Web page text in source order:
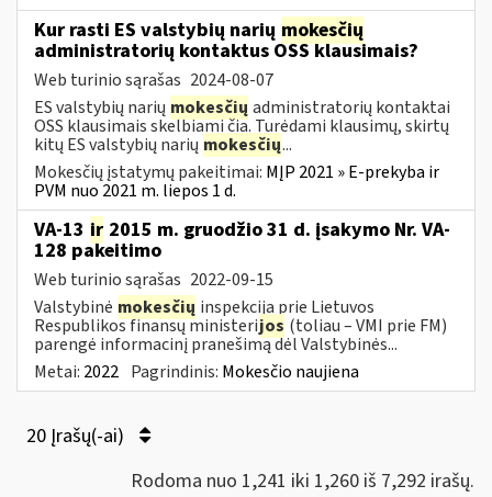
Kur rasti ES valstybių narių mokesčių
administratorių kontaktus OSS klausimais?
Web turinio sąrašas 2024-08-07
ES valstybių narių mokesčių administratorių kontaktai
OSS klausimais skelbiami čia. Turėdami klausimų, skirtų
kitų ES valstybių narių mokesčių...
Mokesčių įstatymų pakeitimai: MĮP 2021 » E-prekyba ir
PVM nuo 2021 m. liepos 1 d.
VA-13 ir 2015 m. gruodžio 31 d. įsakymo Nr. VA-
128 pakeitimo
Web turinio sąrašas 2022-09-15
Valstybinė mokesčių inspekcija prie Lietuvos
Respublikos finansų ministerijos (toliau – VMI prie FM)
parengė informacinį pranešimą dėl Valstybinės...
Metai: 2022 Pagrindinis: Mokesčio naujiena
20 Įrašų(-ai)
Rodoma nuo 1,241 iki 1,260 iš 7,292 irašų.